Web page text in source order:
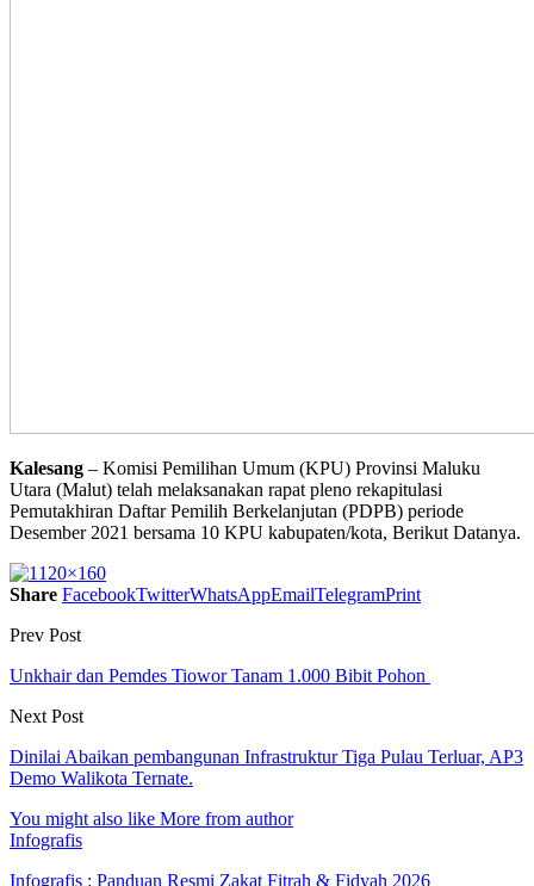
Kalesang – Komisi Pemilihan Umum (KPU) Provinsi Maluku
Utara (Malut) telah melaksanakan rapat pleno rekapitulasi
Pemutakhiran Daftar Pemilih Berkelanjutan (PDPB) periode
Desember 2021 bersama 10 KPU kabupaten/kota, Berikut Datanya.
Share FacebookTwitterWhatsAppEmailTelegramPrint
Prev Post
Unkhair dan Pemdes Tiowor Tanam 1.000 Bibit Pohon
Next Post
Dinilai Abaikan pembangunan Infrastruktur Tiga Pulau Terluar, AP3
Demo Walikota Ternate.
You might also like More from author
Infografis
Infografis : Panduan Resmi Zakat Fitrah & Fidyah 2026